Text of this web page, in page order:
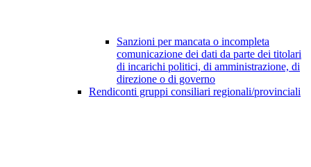
Sanzioni per mancata o incompleta
comunicazione dei dati da parte dei titolari
di incarichi politici, di amministrazione, di
direzione o di governo
Rendiconti gruppi consiliari regionali/provinciali